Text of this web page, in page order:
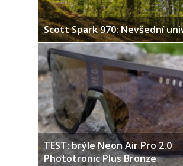
Scott Spark 970: Nevšední
TEST: brýle Neon Air Pro 2.0
Phototronic Plus Bronze